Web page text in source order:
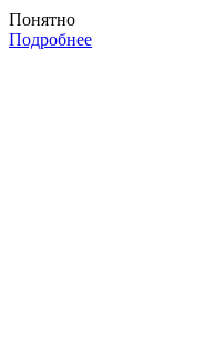
Понятно
Подробнее